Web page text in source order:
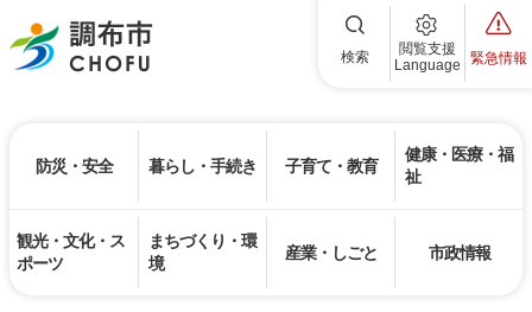
調布市 検索
閲覧支援
Language
緊急情報
防災・安全 暮らし・手続き 子育て・教育
健康・医療・福
祉
観光・文化・ス
ポーツ
まちづくり・環
境
産業・しごと 市政情報